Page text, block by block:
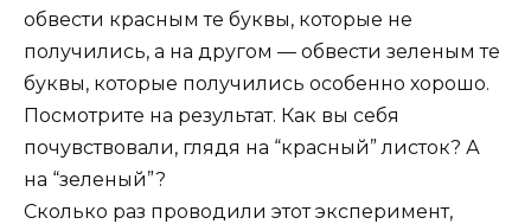
обвести красным те буквы, которые не
получились, а на другом — обвести зеленым те
буквы, которые получились особенно хорошо.
Посмотрите на результат. Как вы себя
почувствовали, глядя на “красный” листок? А
на “зеленый”?
Сколько раз проводили этот эксперимент,